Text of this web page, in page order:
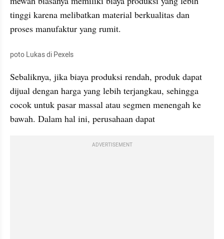
tinggi karena melibatkan material berkualitas dan
proses manufaktur yang rumit.
poto Lukas di Pexels
Sebaliknya, jika biaya produksi rendah, produk dapat
dijual dengan harga yang lebih terjangkau, sehingga
cocok untuk pasar massal atau segmen menengah ke
bawah. Dalam hal ini, perusahaan dapat
ADVERTISEMENT